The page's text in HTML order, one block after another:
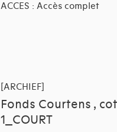
ACCES : Accès complet
[ARCHIEF]
Fonds Courtens ,
1_COURT